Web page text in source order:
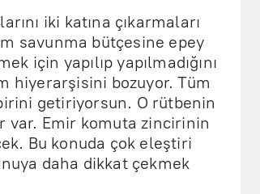
iki katına çıkarmaları
savunma bütçesine epey
için yapılıp yapılmadığını
hiyerarşisini bozuyor. Tüm
getiriyorsun. O rütbenin
var. Emir komuta zincirinin
Bu konuda çok eleştiri
daha dikkat çekmek